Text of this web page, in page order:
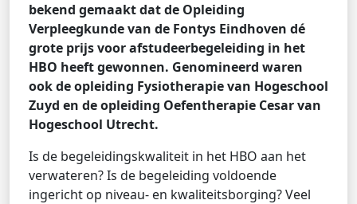
bekend gemaakt dat de Opleiding
Verpleegkunde van de Fontys Eindhoven dé
grote prijs voor afstudeerbegeleiding in het
HBO heeft gewonnen. Genomineerd waren
ook de opleiding Fysiotherapie van Hogeschool
Zuyd en de opleiding Oefentherapie Cesar van
Hogeschool Utrecht.
Is de begeleidingskwaliteit in het HBO aan het
verwateren? Is de begeleiding voldoende
ingericht op niveau- en kwaliteitsborging? Veel